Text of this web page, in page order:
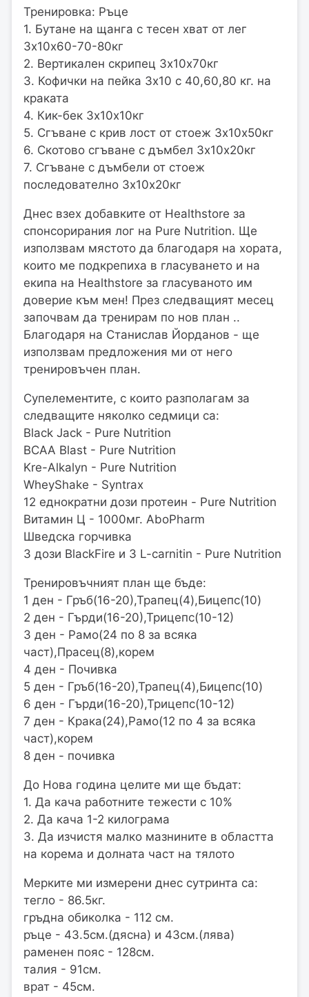
Тренировка: Ръце
1. Бутане на щанга с тесен хват от лег
3х10х60-70-80кг
2. Вертикален скрипец 3х10х70кг
3. Кофички на пейка 3х10 с 40,60,80 кг. на
краката
4. Кик-бек 3х10х10кг
5. Сгъване с крив лост от стоеж 3х10х50кг
6. Скотово сгъване с дъмбел 3х10х20кг
7. Сгъване с дъмбели от стоеж
последователно 3х10х20кг
Днес взех добавките от Healthstore за
спонсорирания лог на Pure Nutrition. Ще
използвам мястото да благодаря на хората,
които ме подкрепиха в гласуването и на
екипа на Healthstore за гласуваното им
доверие към мен! През следващият месец
започвам да тренирам по нов план ..
Благодаря на Станислав Йорданов - ще
използвам предложения ми от него
тренировъчен план.
Супелементите, с които разполагам за
следващите няколко седмици са:
Black Jack - Pure Nutrition
BCAA Blast - Pure Nutrition
Kre-Alkalyn - Pure Nutrition
WheyShake - Syntrax
12 еднократни дози протеин - Pure Nutrition
Витамин Ц - 1000мг. AboPharm
Шведска горчивка
3 дози BlackFire и 3 L-carnitin - Pure Nutrition
Тренировъчният план ще бъде:
1 ден - Гръб(16-20),Трапец(4),Бицепс(10)
2 ден - Гърди(16-20),Трицепс(10-12)
3 ден - Рамо(24 по 8 за всяка
част),Прасец(8),корем
4 ден - Почивка
5 ден - Гръб(16-20),Трапец(4),Бицепс(10)
6 ден - Гърди(16-20),Трицепс(10-12)
7 ден - Крака(24),Рамо(12 по 4 за всяка
част),корем
8 ден - почивка
До Нова година целите ми ще бъдат:
1. Да кача работните тежести с 10%
2. Да кача 1-2 килограма
3. Да изчистя малко мазнините в областта
на корема и долната част на тялото
Мерките ми измерени днес сутринта са:
тегло - 86.5кг.
гръдна обиколка - 112 см.
ръце - 43.5см.(дясна) и 43см.(лява)
раменен пояс - 128см.
талия - 91см.
врат - 45см.